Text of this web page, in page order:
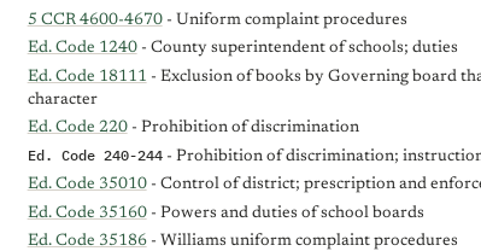
5 CCR 4600-4670- Uniform complaint procedures
Ed. Code 1240- County superintendent of schools; duties
Ed. Code 18111 - Exclusion of books by Governing board
character
Ed. Code 220- Prohibition of discrimination
Ed. Code 240-244- Prohibition of discrimination;
Ed. Code 35010- Control of district; prescription and
Ed. Code 35160- Powers and duties of school boards
Ed. Code 35186- Williams uniform complaint procedures